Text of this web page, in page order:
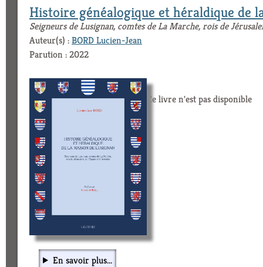
Histoire généalogique et héraldique de
Seigneurs de Lusignan, comtes de La Marche, rois de
Auteur(s) :BORD Lucien-Jean
Parution : 2022
Ce livre n'est pas disponible
En savoir plus...